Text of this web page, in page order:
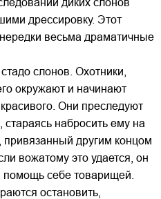
диких слонов
дрессировку. Этот
весьма драматичные
слонов. Охотники,
окружают и начинают
Они преследуют
набросить ему на
другим концом
вожатому это удается, он
помощь себе товарищей.
остановить,